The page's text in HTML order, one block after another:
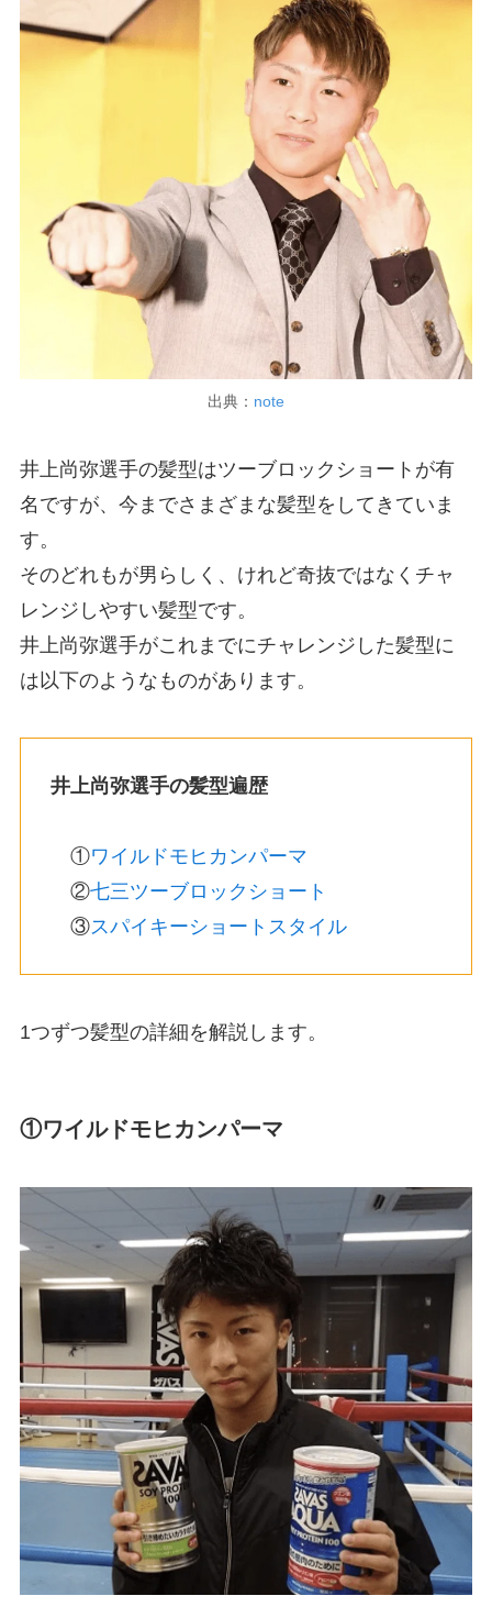
出典： note
井上尚弥選手の髪型はツーブロックショートが有
名ですが、今までさまざまな髪型をしてきていま
す。
そのどれもが男らしく、けれど奇抜ではなくチャ
レンジしやすい髪型です。
井上尚弥選手がこれまでにチャレンジした髪型に
は以下のようなものがあります。
井上尚弥選手の髪型遍歴
①ワイルドモヒカンパーマ
②七三ツーブロックショート
③スパイキーショートスタイル
1つずつ髪型の詳細を解説します。
①ワイルドモヒカンパーマ